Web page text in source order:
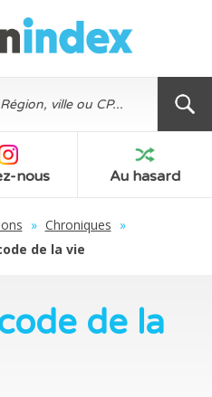
nous Au hasard
» Chroniques »
de la vie
de la